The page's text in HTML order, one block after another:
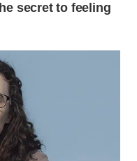
igrejas do estado,
1931 – mas só foi
majestoso
e singelo. A
48 metros de
Histórico de Ilhéus.